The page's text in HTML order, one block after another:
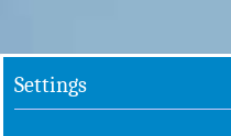
Settings